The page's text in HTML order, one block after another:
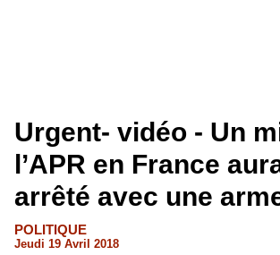
Urgent- vidéo - Un
l’APR en France
arrêté avec une
POLITIQUE
Jeudi 19 Avril 2018